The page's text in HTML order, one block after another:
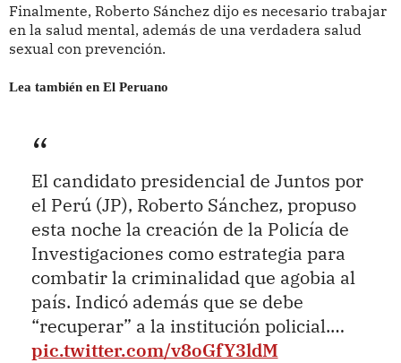
Finalmente, Roberto Sánchez dijo es necesario trabajar
en la salud mental, además de una verdadera salud
sexual con prevención.
Lea también en El Peruano
El candidato presidencial de Juntos por
el Perú (JP), Roberto Sánchez, propuso
esta noche la creación de la Policía de
Investigaciones como estrategia para
combatir la criminalidad que agobia al
país. Indicó además que se debe
“recuperar” a la institución policial.…
pic.twitter.com/v8oGfY3ldM